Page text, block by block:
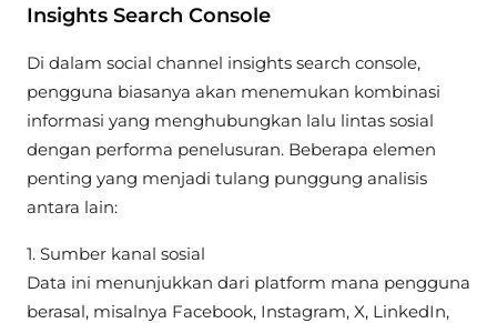
Insights Search Console
Di dalam social channel insights search console,
pengguna biasanya akan menemukan kombinasi
informasi yang menghubungkan lalu lintas sosial
dengan performa penelusuran. Beberapa elemen
penting yang menjadi tulang punggung analisis
antara lain:
1. Sumber kanal sosial
Data ini menunjukkan dari platform mana pengguna
berasal, misalnya Facebook, Instagram, X, LinkedIn,